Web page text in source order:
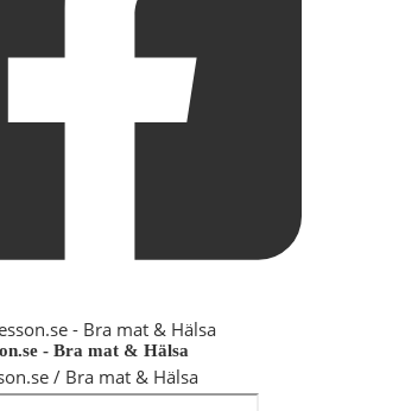
- Bra mat & Hälsa
/ Bra mat & Hälsa